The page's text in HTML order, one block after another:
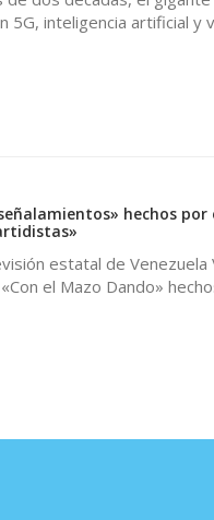
5G, inteligencia artificial y
hechos
estatal de Venezuela
el Mazo Dando»